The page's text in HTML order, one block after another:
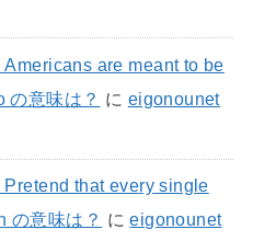
are meant to be
の意味は？ に eigonounet
that every single
の意味は？ にeigonounet